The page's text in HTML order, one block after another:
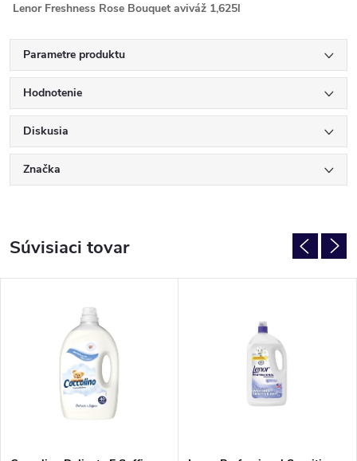
Lenor Freshness Rose Bouquet aviváž 1,625l
Parametre produktu
Hodnotenie
Diskusia
Značka
Súvisiaci tovar